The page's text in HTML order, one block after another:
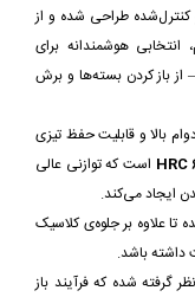
طراحی شده و از
انتخابی هوشمندانه برای
باز کردن بسته‌ها و برش
بالا و قابلیت حفظ تیزی
است که توازنی عالی
ایجاد می‌کند.
تا علاوه بر جلوه‌ی کلاسیک
داشته باشد.
گرفته شده که فرآیند باز